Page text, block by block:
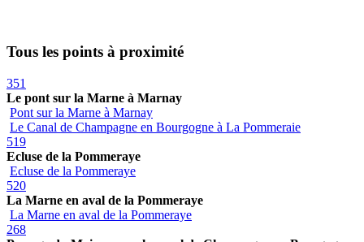
Tous les points à proximité
351
Le pont sur la Marne à Marnay
Pont sur la Marne à Marnay
Le Canal de Champagne en Bourgogne à La Pommeraie
519
Ecluse de la Pommeraye
Ecluse de la Pommeraye
520
La Marne en aval de la Pommeraye
La Marne en aval de la Pommeraye
268